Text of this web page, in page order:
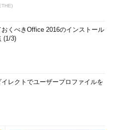
くべきOffice 2016のインストール
(1/3)
レクトでユーザープロファイルを